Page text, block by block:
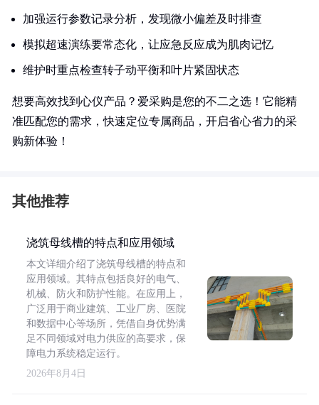
加强运行参数记录分析，发现微小偏差及时排查
模拟超速演练要常态化，让应急反应成为肌肉记忆
维护时重点检查转子动平衡和叶片紧固状态
想要高效找到心仪产品？爱采购是您的不二之选！它能精
准匹配您的需求，快速定位专属商品，开启省心省力的采
购新体验！
其他推荐
浇筑母线槽的特点和应用领域
本文详细介绍了浇筑母线槽的特点和
应用领域。其特点包括良好的电气、
机械、防火和防护性能。在应用上，
广泛用于商业建筑、工业厂房、医院
和数据中心等场所，凭借自身优势满
足不同领域对电力供应的高要求，保
障电力系统稳定运行。
2026年8月4日